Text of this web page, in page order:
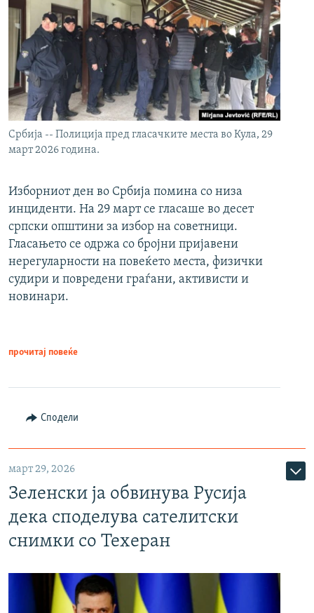
Србија -- Полиција пред гласачките места во Кула, 29
март 2026 година.
Изборниот ден во Србија помина со низа
инциденти. На 29 март се гласаше во десет
српски општини за избор на советници.
Гласањето се одржа со бројни пријавени
нерегуларности на повеќето места, физички
судири и повредени граѓани, активисти и
новинари.
прочитај повеќе
Сподели
март 29, 2026
Зеленски ја обвинува Русија
дека споделува сателитски
снимки со Техеран